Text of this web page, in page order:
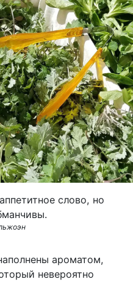
слово, но
ароматом,
невероятно